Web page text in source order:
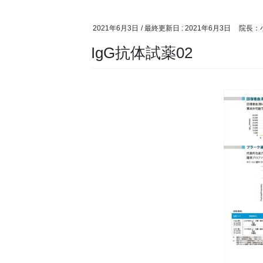
2021年6月3日 / 最終更新日 :2021年6月3日 院長：
IgG抗体試薬02